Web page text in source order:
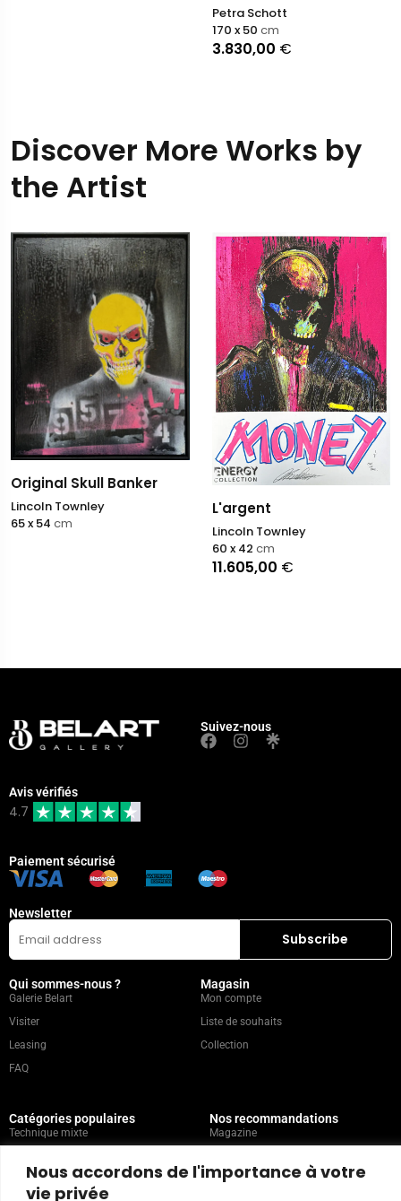
Nous accordons de l'importance à votre
vie privée
Petra Schott
3.830,00 €
170 x 50 cm
Discover More Works by
the Artist
Original Skull Banker
Lincoln Townley
65 x 54 cm
L'argent
Lincoln Townley
11.605,00 €
60 x 42 cm
Suivez-nous
Avis vérifiés
4.7
Paiement sécurisé
Newsletter
Qui sommes-nous ?
Galerie Belart
Visiter
Leasing
FAQ
Magasin
Mon compte
Liste de souhaits
Collection
Catégories populaires
Technique mixte
Abstrait
Nos recommandations
Magazine
Artistes